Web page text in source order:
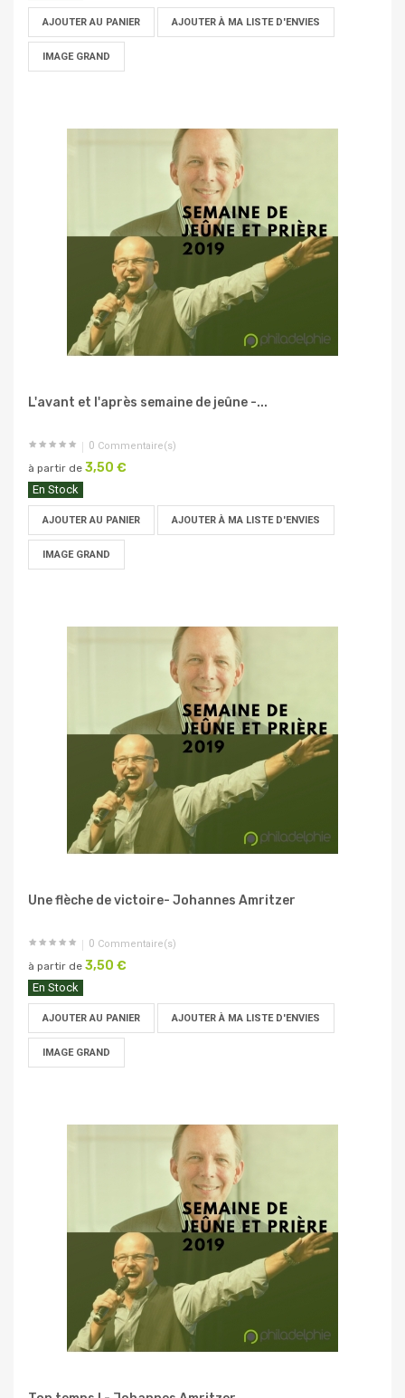
AJOUTER AU PANIER AJOUTER À MA LISTE D'ENVIES
IMAGE GRAND
L'avant et l'après semaine de jeûne -...
0 Commentaire(s)
à partir de 3,50 €
En Stock
AJOUTER AU PANIER AJOUTER À MA LISTE D'ENVIES
IMAGE GRAND
Une flèche de victoire- Johannes Amritzer
0 Commentaire(s)
à partir de 3,50 €
En Stock
AJOUTER AU PANIER AJOUTER À MA LISTE D'ENVIES
IMAGE GRAND